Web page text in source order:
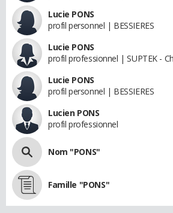
Lucie PONS
profil personnel | BESSIERES
Lucie PONS
profil professionnel | SUPTEK -
Lucie PONS
profil personnel | BESSIERES
Lucien PONS
profil professionnel
Nom "PONS"
Famille "PONS"